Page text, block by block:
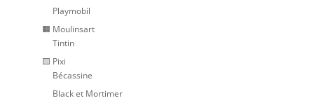
Playmobil
🟧 Moulinsart
Tintin
🟨 Pixi
Bécassine
Black et Mortimer